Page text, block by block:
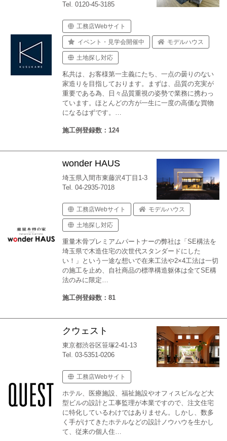
Tel. 0120-45-3185
工務店Webサイト
イベント・見学会開催中 モデルハウス
土地探し対応
私共は、お客様第一主義にたち、一点の曇りのない
家造りを目指しております。まずは、品質の充実が
重要である為、日々品質重視の姿勢で業務に携わっ
ています。ほとんどの方が一生に一度の高価な買物
になるはずです。…
施工例登録数：124
wonder HAUS
埼玉県入間市東藤沢4丁目1-3
Tel. 04-2935-7018
工務店Webサイト モデルハウス
土地探し対応
重量木骨プレミアムパートナーの弊社は「SE構法を
埼玉県で木造住宅の次世代スタンダードにした
い！」という一途な想いで在来工法や2×4工法は一切
の施工を止め、自社商品の標準構造躯体は全てSE構
法のみに限定…
施工例登録数：81
クウェスト
東京都渋谷区笹塚2-41-13
Tel. 03-5351-0206
工務店Webサイト
ホテル、医療施設、福祉施設やオフィスビルなど大
型ビルの設計と工事監理が本業ですので、注文住宅
に特化しているわけではありません。しかし、数多
く手がけてきたホテルなどの設計ノウハウを生かし
て、従来の個人住…